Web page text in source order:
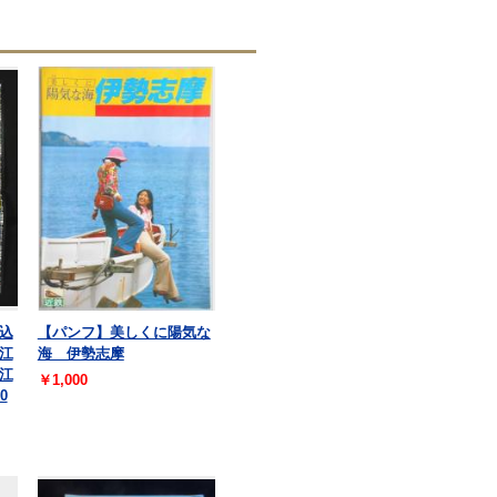
【パンフ】美しくに陽気な
海 伊勢志摩
￥1,000